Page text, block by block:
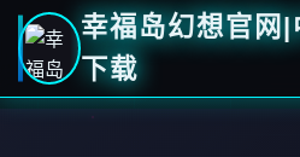
幸福岛幻想官网|
下载